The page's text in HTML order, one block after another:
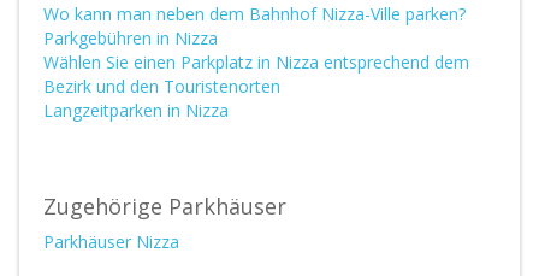
Wo kann man neben dem Bahnhof Nizza-Ville parken?
Parkgebühren in Nizza
Wählen Sie einen Parkplatz in Nizza entsprechend dem
Bezirk und den Touristenorten
Langzeitparken in Nizza
Zugehörige Parkhäuser
Parkhäuser Nizza